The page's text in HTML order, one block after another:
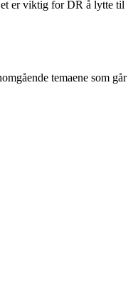
er viktig for DR å lytte til
temaene som går